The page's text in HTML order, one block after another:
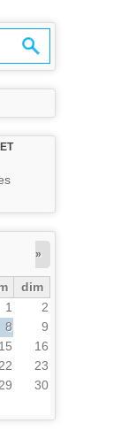
»
dim
1
2
8
9
15
16
23
30